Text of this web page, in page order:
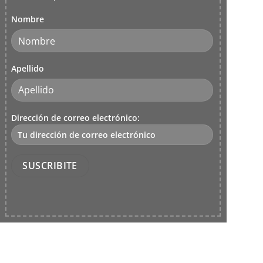
Nombre
Apellido
Dirección de correo electrónico: